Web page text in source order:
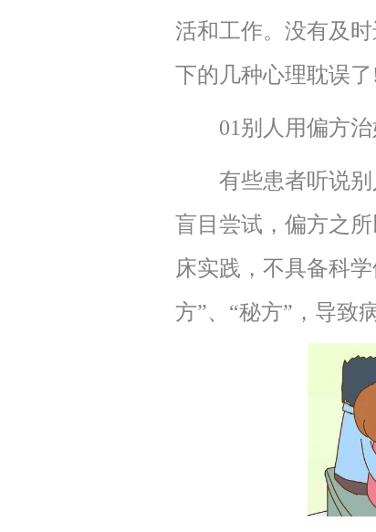
活和工作。没有及
下的几种心理耽误了
01别人用偏方治
有些患者听说别
盲目尝试，偏方之
床实践，不具备科
方”、“秘方”，导致